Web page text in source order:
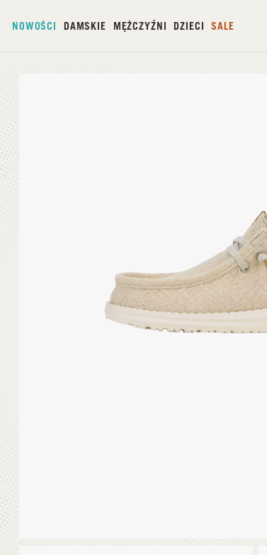
NOWOŚCI DAMSKIE MĘŻCZYŹNI DZIECI SALE